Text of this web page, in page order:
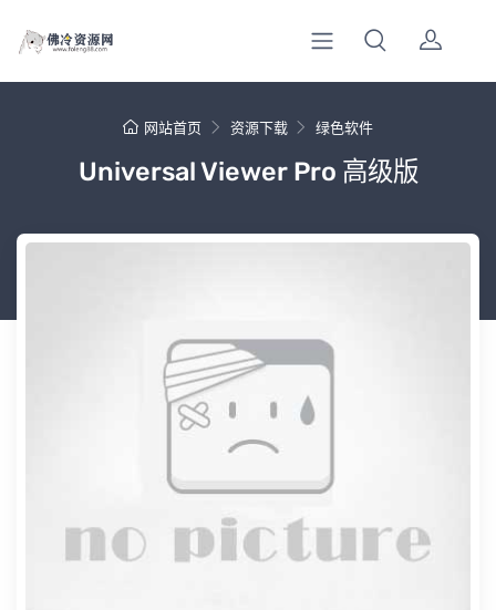
网站首页 资源下载 绿色软件
Universal Viewer Pro 高级版